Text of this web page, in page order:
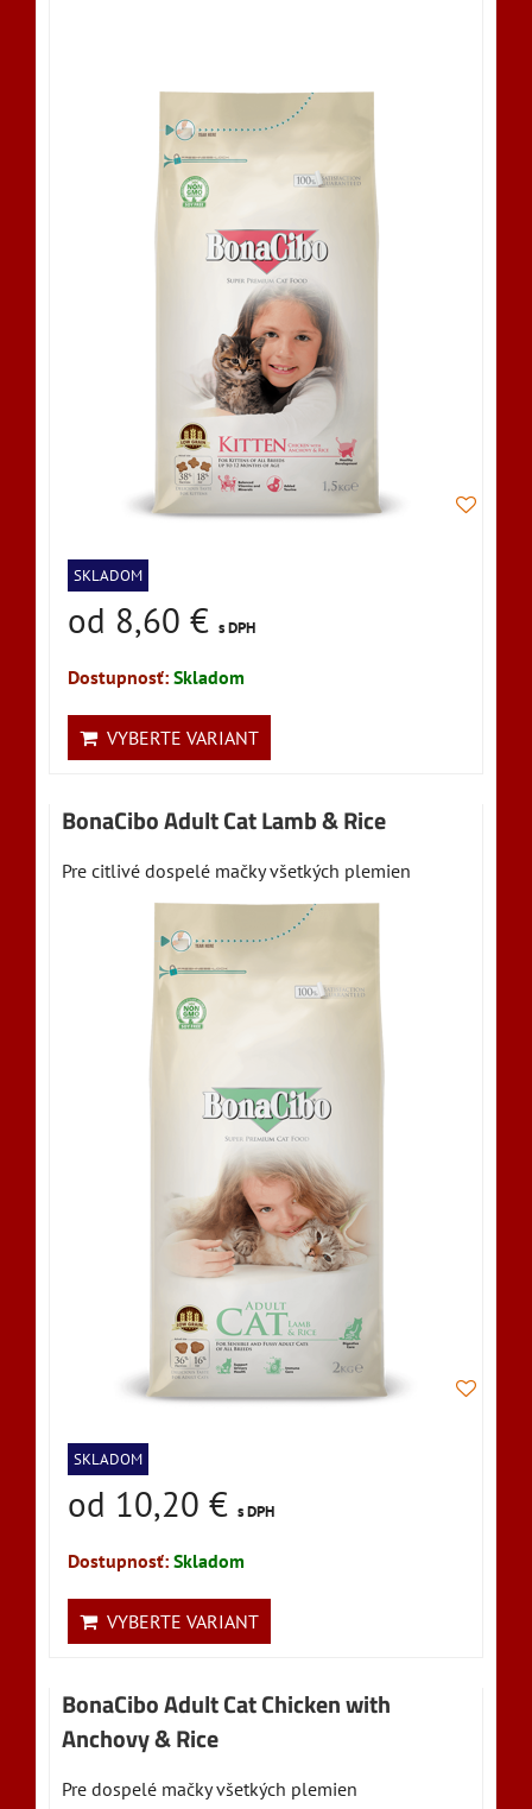
SKLADOM
od 8,60 € s DPH
Dostupnosť: Skladom
VYBERTE VARIANT
BonaCibo Adult Cat Lamb & Rice
Pre citlivé dospelé mačky všetkých plemien
SKLADOM
od 10,20 € s DPH
Dostupnosť: Skladom
VYBERTE VARIANT
BonaCibo Adult Cat Chicken with
Anchovy & Rice
Pre dospelé mačky všetkých plemien